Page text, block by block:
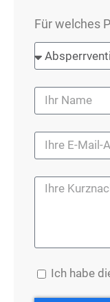
Für welches
Ich habe